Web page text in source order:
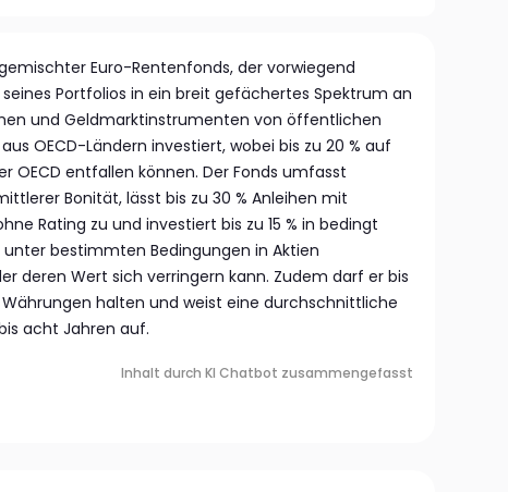
Euro-Rentenfonds, der vorwiegend
seines Portfolios in ein breit gefächertes Spektrum an
und Geldmarktinstrumenten von öffentlichen
OECD-Ländern investiert, wobei bis zu 20 % auf
OECD entfallen können. Der Fonds umfasst
Bonität, lässt bis zu 30 % Anleihen mit
Rating zu und investiert bis zu 15 % in bedingt
unter bestimmten Bedingungen in Aktien
deren Wert sich verringern kann. Zudem darf er bis
Währungen halten und weist eine durchschnittliche
acht Jahren auf.
Inhalt durch KI Chatbot zusammengefasst